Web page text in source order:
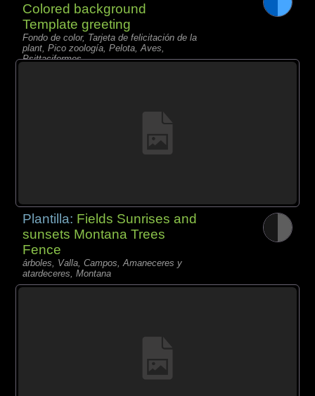
Colored background
Template greeting
Fondo de color, Tarjeta de felicitación de la
plant, Pico zoología, Pelota, Aves,
Psittaciformes,
Plantilla: Fields Sunrises and
sunsets Montana Trees
Fence
árboles, Valla, Campos, Amaneceres y
atardeceres, Montana